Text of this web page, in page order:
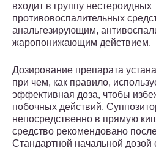
входит в группу нестероидных
противовоспалительных
анальгезирующим,
жаропонижающим действием.
Дозирование препарата
при чем, как правило,
эффективная доза, чтобы
побочных действий.
непосредственно в прямую
средство рекомендовано
Стандартной начальной дозой